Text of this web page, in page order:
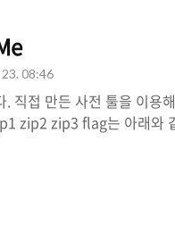
08:46
직접 만든 사전 툴을 이용
zip2 zip3 flag는 아래와